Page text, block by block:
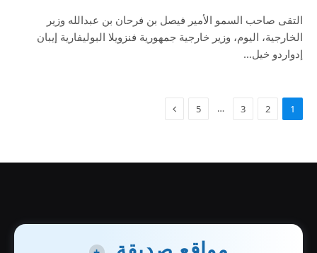
التقى صاحب السمو الأمير فيصل بن فرحان بن عبدالله وزير
الخارجية، اليوم، وزير خارجية جمهورية فنزويلا البوليفارية إيبان
إدواردو خيل…
1
2
3
…
5